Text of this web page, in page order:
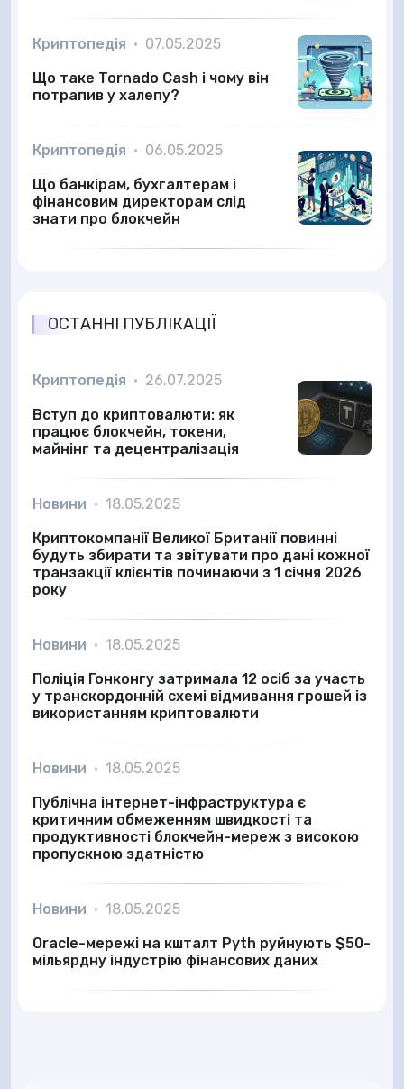
Криптопедія • 07.05.2025
Що таке Tornado Cash і чому він
потрапив у халепу?
Криптопедія • 06.05.2025
Що банкірам, бухгалтерам і
фінансовим директорам слід
знати про блокчейн
ОСТАННІ ПУБЛІКАЦІЇ
Криптопедія • 26.07.2025
Вступ до криптовалюти: як
працює блокчейн, токени,
майнінг та децентралізація
Новини • 18.05.2025
Криптокомпанії Великої Британії повинні
будуть збирати та звітувати про дані кожної
транзакції клієнтів починаючи з 1 січня 2026
року
Новини • 18.05.2025
Поліція Гонконгу затримала 12 осіб за участь
у транскордонній схемі відмивання грошей із
використанням криптовалюти
Новини • 18.05.2025
Публічна інтернет-інфраструктура є
критичним обмеженням швидкості та
продуктивності блокчейн-мереж з високою
пропускною здатністю
Новини • 18.05.2025
Oracle-мережі на кшталт Pyth руйнують $50-
мільярдну індустрію фінансових даних